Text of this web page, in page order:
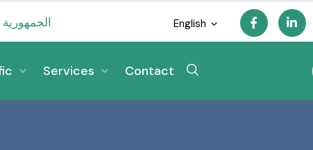
English
Services Contact